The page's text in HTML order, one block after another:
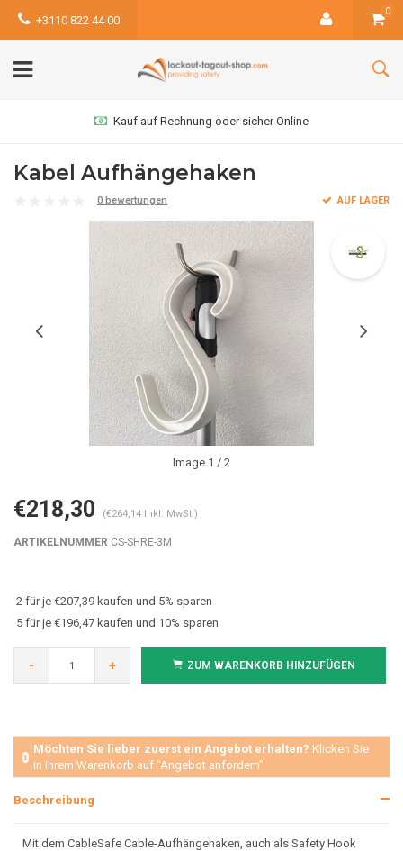
+3110 822 44 00
0
Kauf auf Rechnung oder sicher Online
Kabel Aufhängehaken
0 bewertungen AUF LAGER
Image 1 / 2
€218,30 (€264,14 Inkl. MwSt.)
ARTIKELNUMMER CS-SHRE-3M
2 für je €207,39 kaufen und 5% sparen
5 für je €196,47 kaufen und 10% sparen
- + ZUM WARENKORB HINZUFÜGEN
Möchten Sie lieber zuerst ein Angebot erhalten? Klicken Sie
in Ihrem Warenkorb auf "Angebot anfordern"
Beschreibung
Mit dem CableSafe Cable-Aufhängehaken, auch als Safety Hook